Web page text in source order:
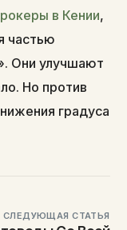
в Кении,
частью
Они улучшают
Но против
градуса
СЛЕДУЮЩАЯ СТАТЬЯ